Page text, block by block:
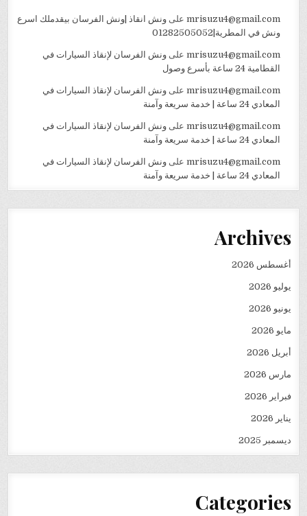
mrisuzu4@gmail.comعلى ونش انقاذ |ونش الفرسان بيقدملك اسرع
ونش في المطرية|01282505052
mrisuzu4@gmail.comعلى ونش الفرسان لإنقاذ السيارات في
القطامية 24 ساعة بأسرع وصول
mrisuzu4@gmail.comعلى ونش الفرسان لإنقاذ السيارات في
المعادي 24 ساعة | خدمة سريعة وآمنة
mrisuzu4@gmail.comعلى ونش الفرسان لإنقاذ السيارات في
المعادي 24 ساعة | خدمة سريعة وآمنة
mrisuzu4@gmail.comعلى ونش الفرسان لإنقاذ السيارات في
المعادي 24 ساعة | خدمة سريعة وآمنة
Archives
أغسطس 2026
يوليو 2026
يونيو 2026
مايو 2026
أبريل 2026
مارس 2026
فبراير 2026
يناير 2026
ديسمبر 2025
Categories